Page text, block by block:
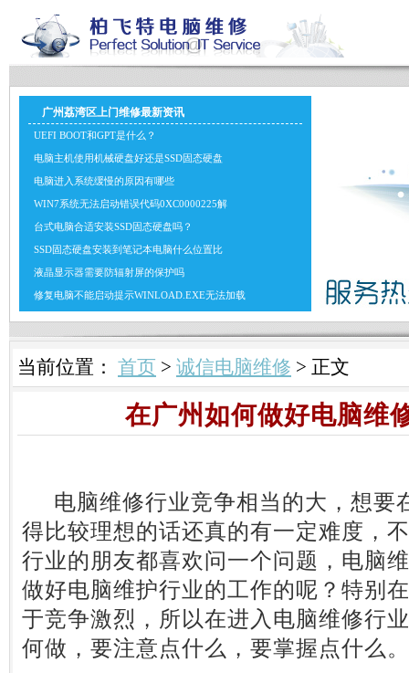
广州荔湾区上门维修最新资讯
UEFI BOOT和GPT是什么？
电脑主机使用机械硬盘好还是SSD固态硬盘
电脑进入系统缓慢的原因有哪些
WIN7系统无法启动错误代码0XC0000225解
台式电脑合适安装SSD固态硬盘吗？
SSD固态硬盘安装到笔记本电脑什么位置比
液晶显示器需要防辐射屏的保护吗
修复电脑不能启动提示WINLOAD.EXE无法加载
当前位置： 首页 > 诚信电脑维修 > 正文
在广州如何做好电脑维
电脑维修行业竞争相当的大，想要
得比较理想的话还真的有一定难度，
行业的朋友都喜欢问一个问题，电脑
做好电脑维护行业的工作的呢？特别
于竞争激烈，所以在进入电脑维修行
何做，要注意点什么，要掌握点什么。